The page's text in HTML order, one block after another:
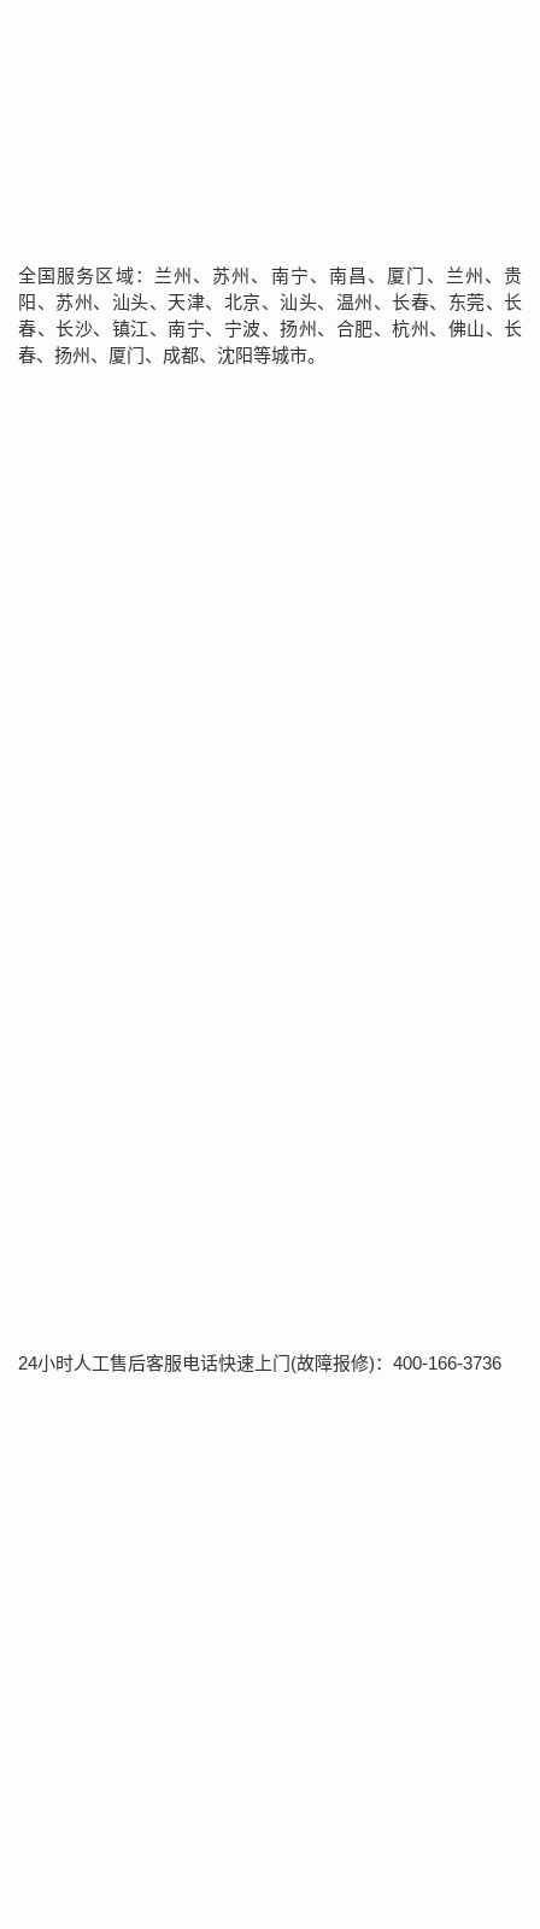
全国服务区域：兰州、苏州、南宁、南昌、厦门、兰州、贵
阳、苏州、汕头、天津、北京、汕头、温州、长春、东莞、长
春、长沙、镇江、南宁、宁波、扬州、合肥、杭州、佛山、长
春、扬州、厦门、成都、沈阳等城市。
24小时人工售后客服电话快速上门(故障报修)：400-166-3736